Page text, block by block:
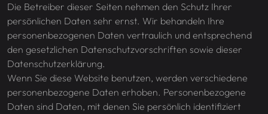
Die Betreiber dieser Seiten nehmen den Schutz Ihrer
persönlichen Daten sehr ernst. Wir behandeln Ihre
personenbezogenen Daten vertraulich und entsprechend
den gesetzlichen Datenschutzvorschriften sowie dieser
Datenschutzerklärung.
Wenn Sie diese Website benutzen, werden verschiedene
personenbezogene Daten erhoben. Personenbezogene
Daten sind Daten, mit denen Sie persönlich identifiziert